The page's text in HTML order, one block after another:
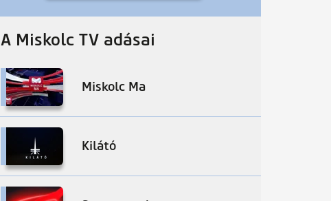
A Miskolc TV adásai
Miskolc Ma
Kilátó